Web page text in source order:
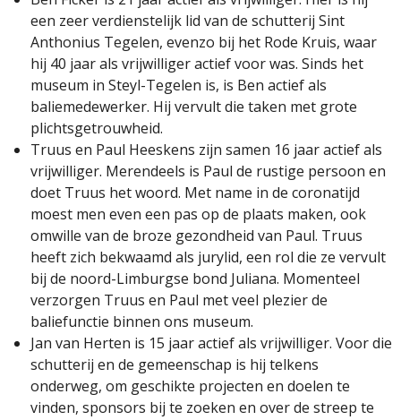
een zeer verdienstelijk lid van de schutterij Sint
Anthonius Tegelen, evenzo bij het Rode Kruis, waar
hij 40 jaar als vrijwilliger actief voor was. Sinds het
museum in Steyl-Tegelen is, is Ben actief als
baliemedewerker. Hij vervult die taken met grote
plichtsgetrouwheid.
Truus en Paul Heeskens zijn samen 16 jaar actief als
vrijwilliger. Merendeels is Paul de rustige persoon en
doet Truus het woord. Met name in de coronatijd
moest men even een pas op de plaats maken, ook
omwille van de broze gezondheid van Paul. Truus
heeft zich bekwaamd als jurylid, een rol die ze vervult
bij de noord-Limburgse bond Juliana. Momenteel
verzorgen Truus en Paul met veel plezier de
baliefunctie binnen ons museum.
Jan van Herten is 15 jaar actief als vrijwilliger. Voor die
schutterij en de gemeenschap is hij telkens
onderweg, om geschikte projecten en doelen te
vinden, sponsors bij te zoeken en over de streep te